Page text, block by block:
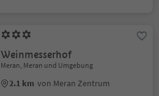
Weinmesserhof
Meran, Meran und Umgebung
2.1 km von Meran Zentrum